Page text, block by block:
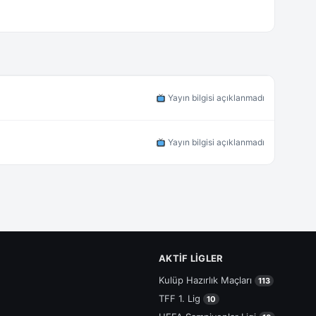
Yayın bilgisi açıklanmadı
Yayın bilgisi açıklanmadı
AKTIF LIGLER
Kulüp Hazırlık Maçları
113
TFF 1. Lig 10